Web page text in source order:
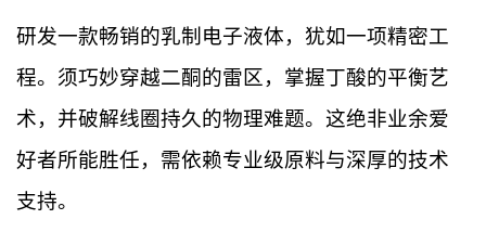
研发一款畅销的乳制电子液体，犹如一项精密工
程。须巧妙穿越二酮的雷区，掌握丁酸的平衡艺
术，并破解线圈持久的物理难题。这绝非业余爱
好者所能胜任，需依赖专业级原料与深厚的技术
支持。